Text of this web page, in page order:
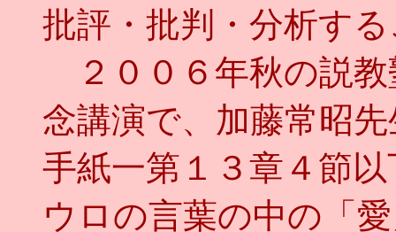
批評・批判・分析す
２００６年秋の説
念講演で、加藤常昭
手紙一第１３章４節
ウロの言葉の中の「